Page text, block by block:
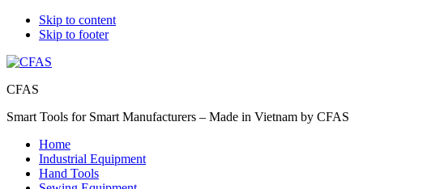
Skip to content
Skip to footer
CFAS
Smart Tools for Smart Manufacturers – Made in Vietnam by CFAS
Home
Industrial Equipment
Hand Tools